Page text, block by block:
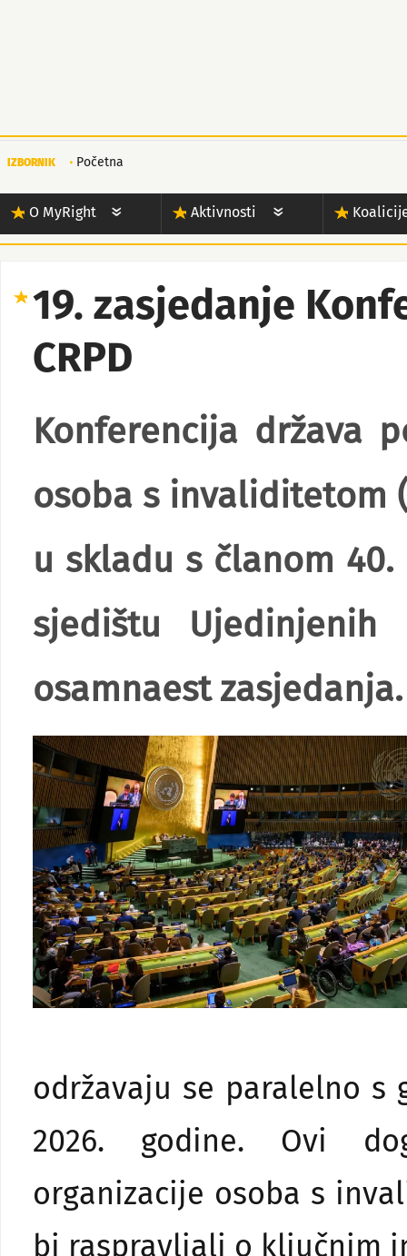
IZBORNIK Početna
O MyRight Aktivnosti
19. zasjedanje
CRPD
Konferencija država
osoba s invaliditetom
u skladu s članom 40.
sjedištu
osamnaest zasjedanja.
održavaju se paralelno s
2026. godine. Ovi
organizacije osoba s
bi raspravljali o ključnim